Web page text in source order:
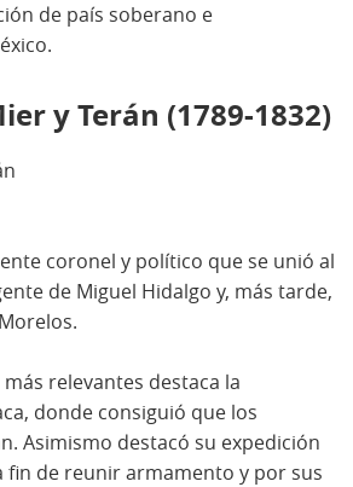
de país soberano e
y Terán (1789-1832)
coronel y político que se unió al
de Miguel Hidalgo y, más tarde,
relevantes destaca la
donde consiguió que los
Asimismo destacó su expedición
fin de reunir armamento y por sus